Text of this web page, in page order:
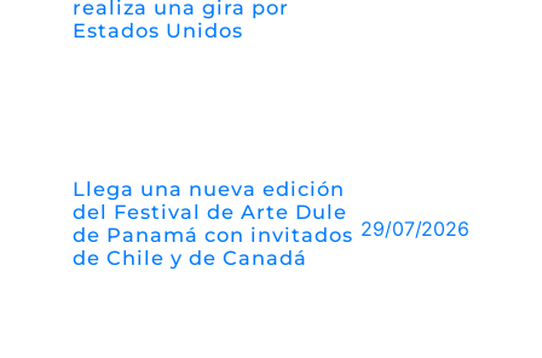
realiza una gira por
Estados Unidos
Llega una nueva edición
del Festival de Arte Dule
de Panamá con invitados
de Chile y de Canadá
29/07/2026